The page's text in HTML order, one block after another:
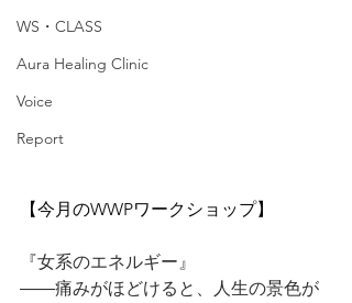
WS・CLASS
Aura Healing Clinic
Voice
Report
【今月のWWPワークショップ】
『女系のエネルギー』
――痛みがほどけると、人生の景色が